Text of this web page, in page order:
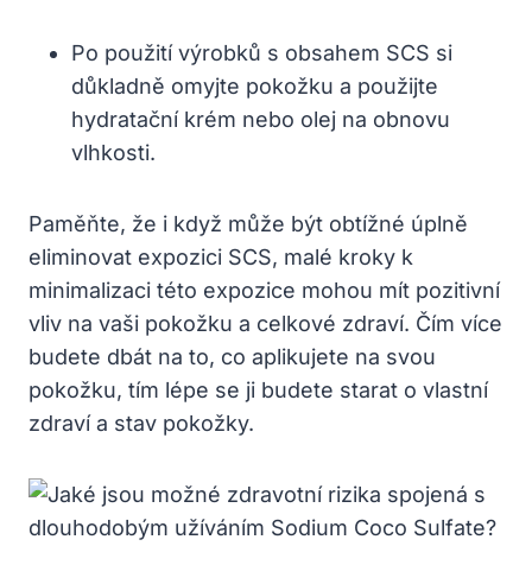
Po použití výrobků s obsahem SCS si
důkladně omyjte pokožku a použijte
hydratační krém nebo olej na obnovu
vlhkosti.
Paměňte, že i když může být obtížné úplně
eliminovat expozici SCS, malé kroky k
minimalizaci této expozice mohou mít pozitivní
vliv na vaši pokožku a celkové zdraví. Čím více
budete dbát na to, co aplikujete na svou
pokožku, tím lépe se ji budete starat o vlastní
zdraví a stav pokožky.